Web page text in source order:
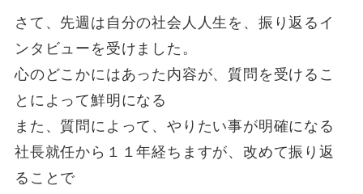
さて、先週は自分の社会人人生を、振り返るイ
ンタビューを受けました。
心のどこかにはあった内容が、質問を受けるこ
とによって鮮明になる
また、質問によって、やりたい事が明確になる
社長就任から１１年経ちますが、改めて振り返
ることで